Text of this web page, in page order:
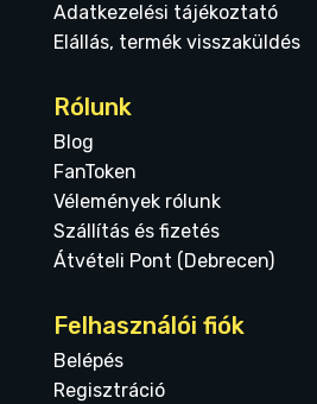
Adatkezelési tájékoztató
Elállás, termék visszaküldés
Rólunk
Blog
FanToken
Vélemények rólunk
Szállítás és fizetés
Átvételi Pont (Debrecen)
Felhasználói fiók
Belépés
Regisztráció